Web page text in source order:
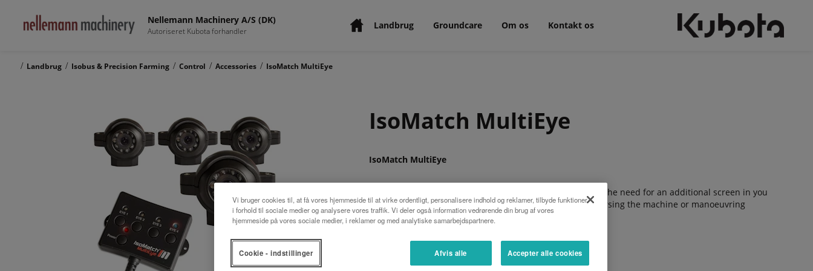
Nellemann Machinery A/S (DK)
Autoriseret Kubota forhandler Landbrug Groundcare Om os Kontakt os
/ Landbrug / Isobus & Precision Farming / Control / Accessories / IsoMatch MultiEye
IsoMatch MultiEye
IsoMatch MultiEye
You can easily switch between the cameras without the need for an additional screen in you
tractor cab. This increases the safety e.g. when reversing the machine or manoeuvring
around obstructions.
Vi bruger cookies til, at få vores hjemmeside til at virke ordentligt, personalisere indhold og reklamer, tilbyde funktioner
i forhold til sociale medier og analysere vores traffik. Vi deler også information vedrørende din brug af vores
hjemmeside på vores sociale medier, i reklamer og med analytiske samarbejdspartnere.
Afvis alle Accepter alle cookies
Cookie - indstillinger